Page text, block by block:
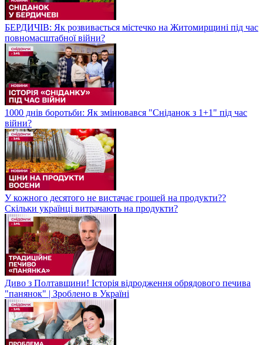
БЕРДИЧІВ: Як розвивається містечко на Житомирщині під час
повномасштабної війни?
1000 днів боротьби: Як змінювався "Сніданок з 1+1" під час
війни?
У кожного десятого не вистачає грошей на продукти??
Скільки українці витрачають на продукти?
Диво з Полтавщини! Історія відродження обрядового печива
"панянок" | Зроблено в Україні